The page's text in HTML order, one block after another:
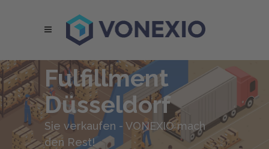
Fulfillment
Düsseldorf
Sie verkaufen - VONEXIO mach
den Rest!